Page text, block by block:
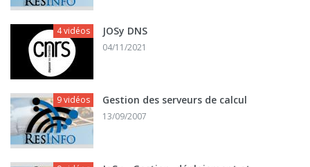
4 vidéos JOSy DNS
04/11/2021
9 vidéos Gestion des serveurs de calcul
13/09/2007